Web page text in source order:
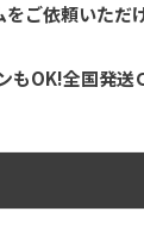
ご依頼いただ
OK!全国発送